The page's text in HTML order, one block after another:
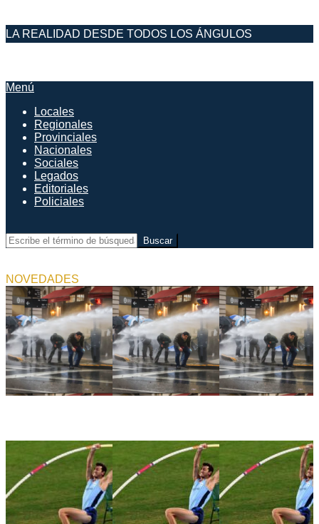
Saltar
al
LA REALIDAD DESDE TODOS LOS ÁNGULOS
Menú
navegación
principal
Menú
Locales
Regionales
Provinciales
Nacionales
Sociales
Legados
Editoriales
Policiales
Buscar
NOVEDADES